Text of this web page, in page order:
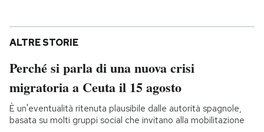
ALTRE STORIE
Perché si parla di una nuova crisi
migratoria a Ceuta il 15 agosto
È un'eventualità ritenuta plausibile dalle autorità spagnole,
basata su molti gruppi social che invitano alla mobilitazione